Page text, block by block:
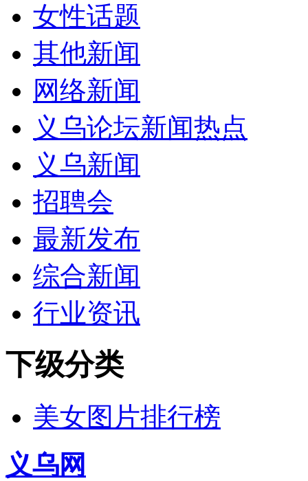
女性话题
其他新闻
网络新闻
义乌论坛新闻热点
义乌新闻
招聘会
最新发布
综合新闻
行业资讯
下级分类
美女图片排行榜
义乌网